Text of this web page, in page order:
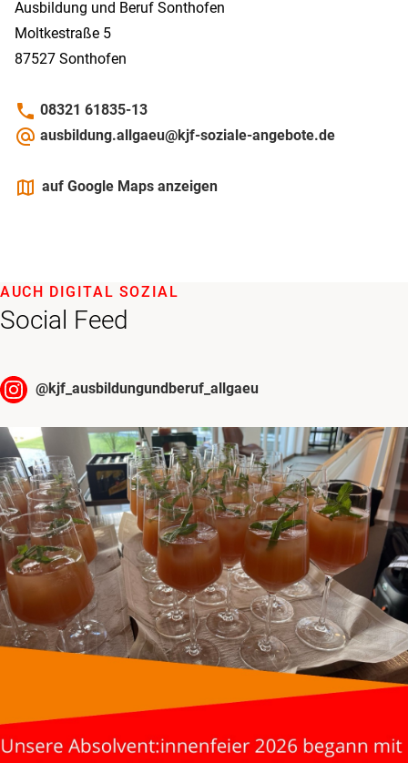
Ausbildung und Beruf Sonthofen
Moltkestraße 5
87527 Sonthofen
phone 08321 61835-13
alternate_email ausbildung.allgaeu@kjf-soziale-angebote.de
mapsauf Google Maps anzeigen
Social Feed
AUCH DIGITAL SOZIAL
@kjf_ausbildungundberuf_allgaeu